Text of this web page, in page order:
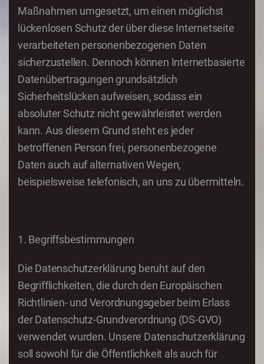
Maßnahmen umgesetzt, um einen möglichst
lückenlosen Schutz der über diese Internetseite
verarbeiteten personenbezogenen Daten
sicherzustellen. Dennoch können Internetbasierte
Datenübertragungen grundsätzlich
Sicherheitslücken aufweisen, sodass ein
absoluter Schutz nicht gewährleistet werden
kann. Aus diesem Grund steht es jeder
betroffenen Person frei, personenbezogene
Daten auch auf alternativen Wegen,
beispielsweise telefonisch, an uns zu übermitteln.
1. Begriffsbestimmungen
Die Datenschutzerklärung beruht auf den
Begrifflichkeiten, die durch den Europäischen
Richtlinien- und Verordnungsgeber beim Erlass
der Datenschutz-Grundverordnung (DS-GVO)
verwendet wurden. Unsere Datenschutzerklärung
soll sowohl für die Öffentlichkeit als auch für